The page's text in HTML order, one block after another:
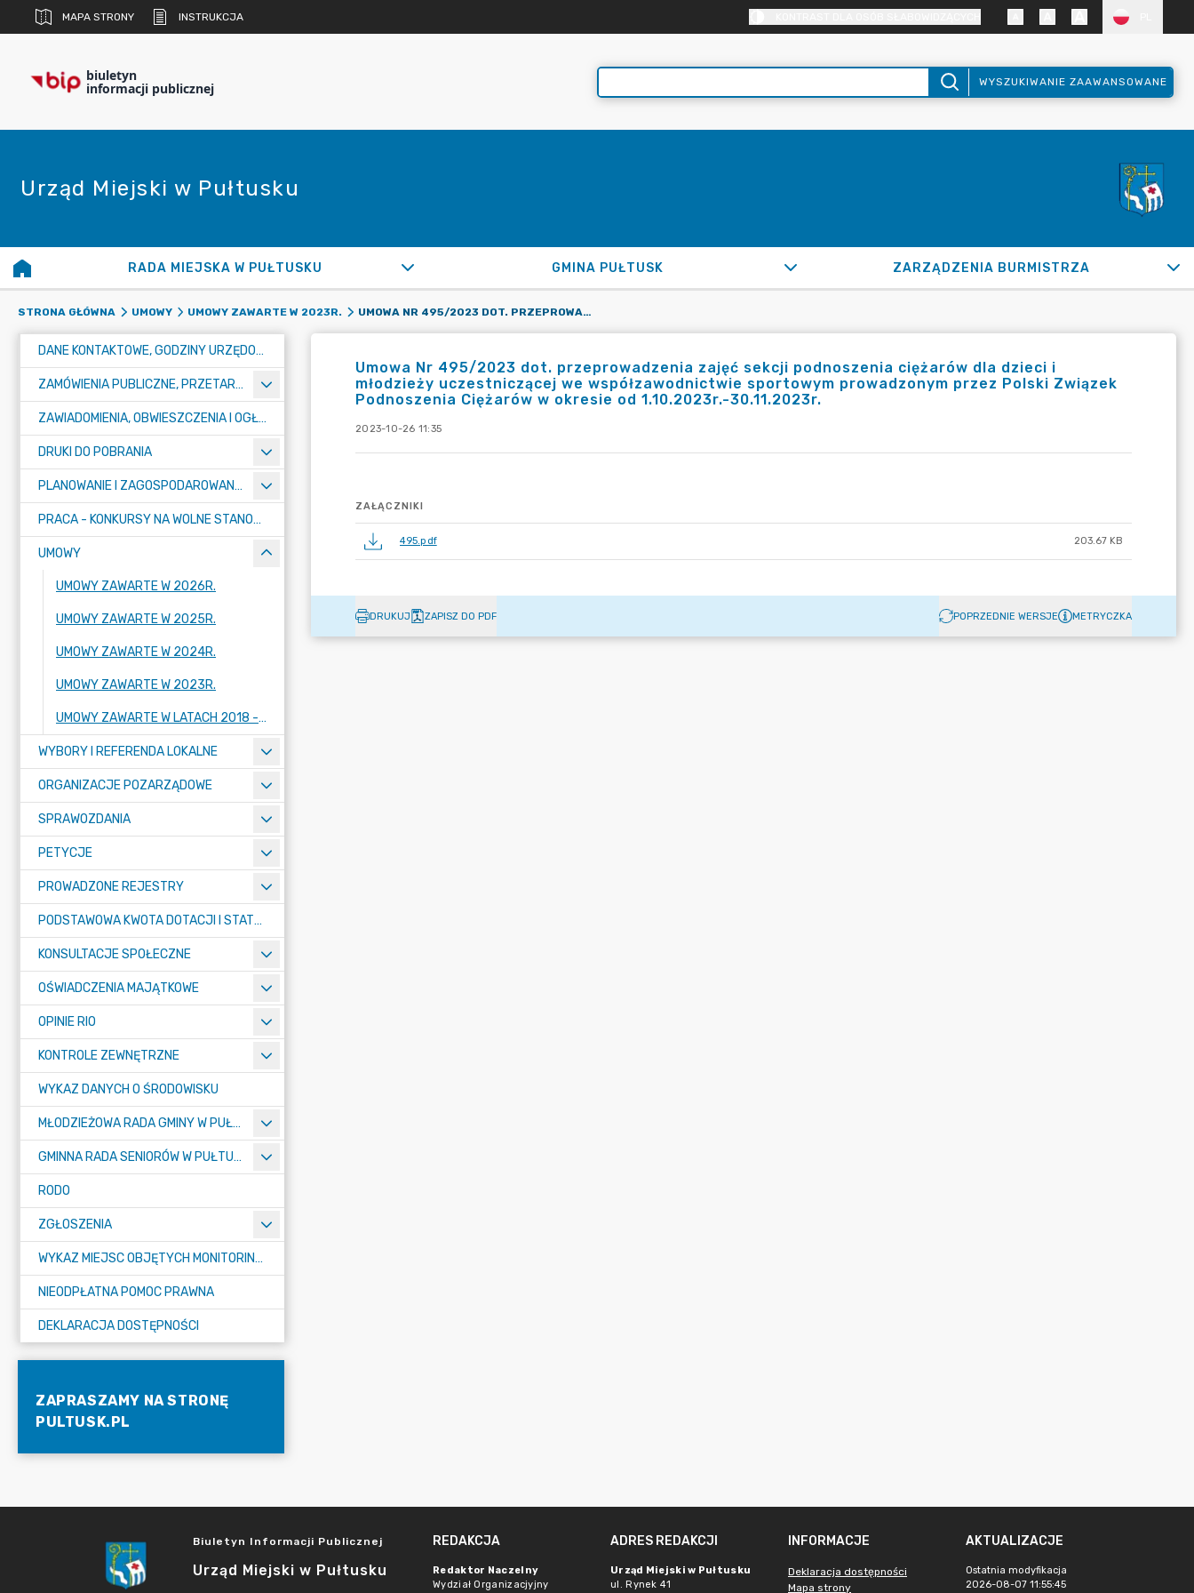
MAPA STRONY INSTRUKCJA
biuletyn
informacji publicznej WYSZUKIWANIE ZAAWANSOWANE
Urząd Miejski w Pułtusku
RADA MIEJSKA W PUŁTUSKU GMINA PUŁTUSK ZARZĄDZENIA BURMISTRZA
STRONA GŁÓWNA UMOWY UMOWY ZAWARTE W 2023R. UMOWA NR 495/2023 DOT. PRZEPROWADZENIA ZAJĘĆ SEKCJI PODNOSZENIA CIĘŻARÓW DLA DZIECI I MŁODZIEŻY UCZESTNICZĄCEJ WE WSPÓŁZAWODNICTWIE SPORTOWYM PROWADZONYM PRZEZ POLSKI ZWIĄZEK PODNOSZENIA CIĘŻARÓW W OKRESIE OD 1.10.2023R.-30.11.2023R.
DANE KONTAKTOWE, GODZINY URZĘDOWANIA I NUMER KONTA BANKOWEGO
ZAMÓWIENIA PUBLICZNE, PRZETARGI, KONKURSY
ZAWIADOMIENIA, OBWIESZCZENIA I OGŁOSZENIA
DRUKI DO POBRANIA
PLANOWANIE I ZAGOSPODAROWANIE PRZESTRZENNE
PRACA - KONKURSY NA WOLNE STANOWISKA
UMOWY
UMOWY ZAWARTE W 2026R.
UMOWY ZAWARTE W 2025R.
UMOWY ZAWARTE W 2024R.
UMOWY ZAWARTE W 2023R.
UMOWY ZAWARTE W LATACH 2018 - 2022
WYBORY I REFERENDA LOKALNE
ORGANIZACJE POZARZĄDOWE
SPRAWOZDANIA
PETYCJE
PROWADZONE REJESTRY
PODSTAWOWA KWOTA DOTACJI I STATYSTYCZNA LICZBA UCZNIÓW
KONSULTACJE SPOŁECZNE
OŚWIADCZENIA MAJĄTKOWE
OPINIE RIO
KONTROLE ZEWNĘTRZNE
WYKAZ DANYCH O ŚRODOWISKU
MŁODZIEŻOWA RADA GMINY W PUŁTUSKU
GMINNA RADA SENIORÓW W PUŁTUSKU
RODO
ZGŁOSZENIA
WYKAZ MIEJSC OBJĘTYCH MONITORINGIEM
NIEODPŁATNA POMOC PRAWNA
DEKLARACJA DOSTĘPNOŚCI
ZAPRASZAMY NA STRONĘ
PULTUSK.PL
Umowa Nr 495/2023 dot. przeprowadzenia zajęć sekcji podnoszenia ciężarów dla dzieci i
młodzieży uczestniczącej we współzawodnictwie sportowym prowadzonym przez Polski Związek
Podnoszenia Ciężarów w okresie od 1.10.2023r.-30.11.2023r.
2023-10-26 11:35
ZAŁĄCZNIKI
495.pdf 203.67 KB
DRUKUJ ZAPISZ DO PDF POPRZEDNIE WERSJE METRYCZKA
Biuletyn Informacji Publicznej
Urząd Miejski w Pułtusku
REDAKCJA
Redaktor Naczelny
Wydział Organizacjyjny
ADRES REDAKCJI
Urząd Miejski w Pułtusku
ul. Rynek 41
INFORMACJE
Deklaracja dostępności
Mapa strony
AKTUALIZACJE
Ostatnia modyfikacja
2026-08-07 11:55:45